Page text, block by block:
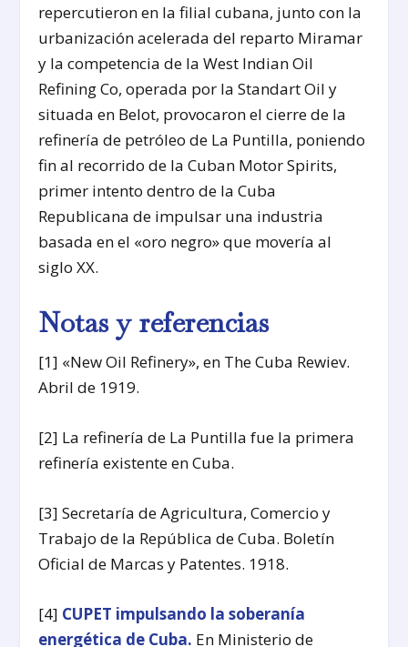
repercutieron en la filial cubana, junto con la
urbanización acelerada del reparto Miramar
y la competencia de la West Indian Oil
Refining Co, operada por la Standart Oil y
situada en Belot, provocaron el cierre de la
refinería de petróleo de La Puntilla, poniendo
fin al recorrido de la Cuban Motor Spirits,
primer intento dentro de la Cuba
Republicana de impulsar una industria
basada en el «oro negro» que movería al
siglo XX.
Notas y referencias
[1] «New Oil Refinery», en The Cuba Rewiev.
Abril de 1919.
[2] La refinería de La Puntilla fue la primera
refinería existente en Cuba.
[3] Secretaría de Agricultura, Comercio y
Trabajo de la República de Cuba. Boletín
Oficial de Marcas y Patentes. 1918.
[4] CUPET impulsando la soberanía
energética de Cuba. En Ministerio de